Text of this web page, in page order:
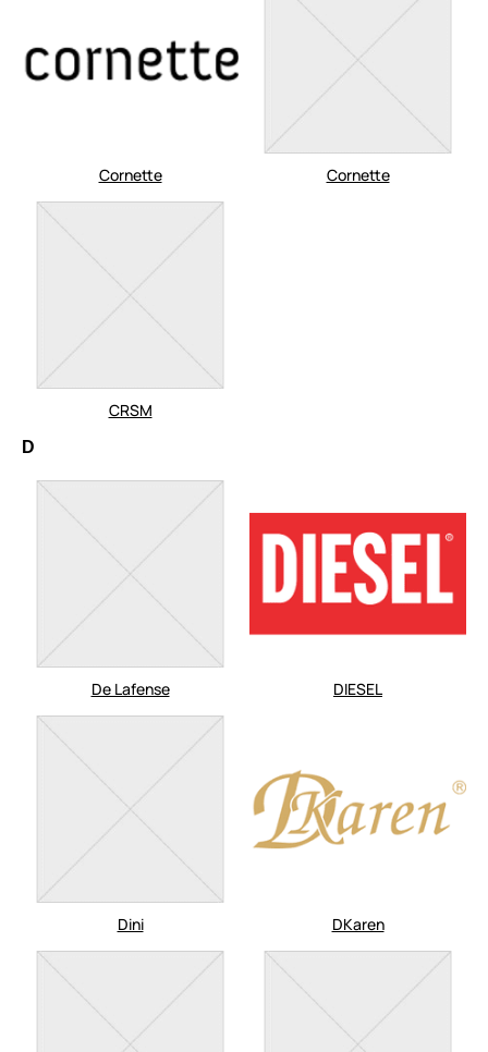
Cornette Cornette
CRSM
D
De Lafense DIESEL
Dini DKaren